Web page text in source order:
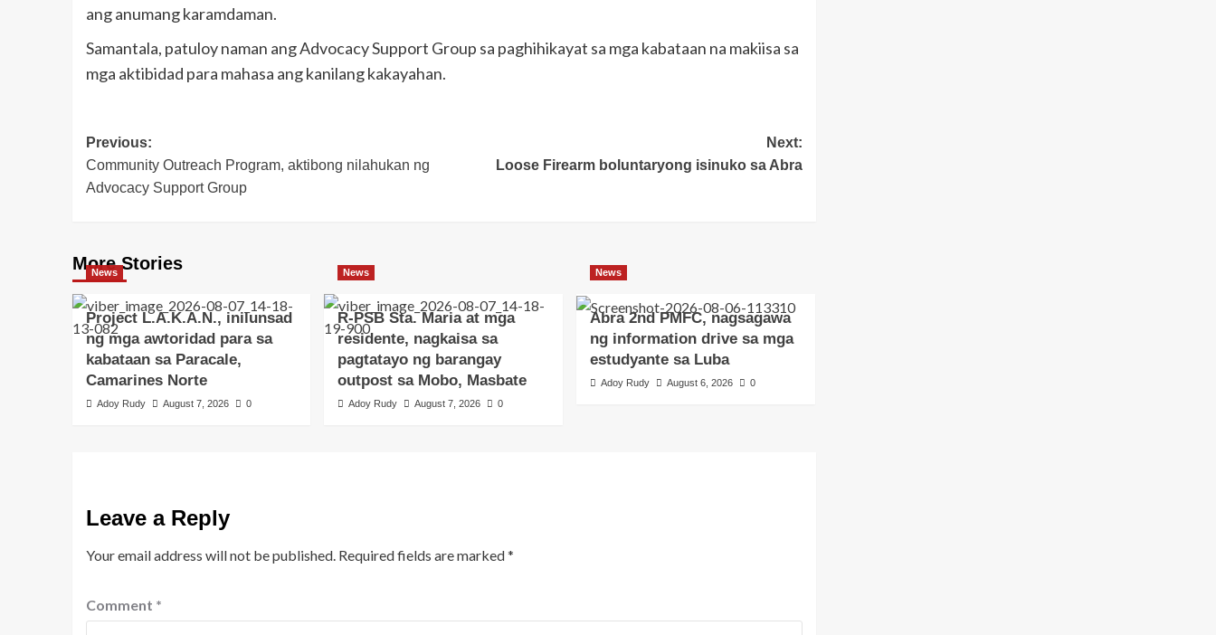
ang anumang karamdaman.
Samantala, patuloy naman ang Advocacy Support Group sa paghihikayat sa mga kabataan na makiisa sa
mga aktibidad para mahasa ang kanilang kakayahan.
Post
navigation
Previous:
Community Outreach Program, aktibong nilahukan ng
Advocacy Support Group
Next:
Loose Firearm boluntaryong isinuko sa Abra
More Stories
News
Project L.A.K.A.N., inilunsad
ng mga awtoridad para sa
kabataan sa Paracale,
Camarines Norte
Adoy Rudy August 7, 2026 0
News
R-PSB Sta. Maria at mga
residente, nagkaisa sa
pagtatayo ng barangay
outpost sa Mobo, Masbate
Adoy Rudy August 7, 2026 0
News
Abra 2nd PMFC, nagsagawa
ng information drive sa mga
estudyante sa Luba
Adoy Rudy August 6, 2026 0
Leave a Reply
Your email address will not be published. Required fields are marked*
Comment *